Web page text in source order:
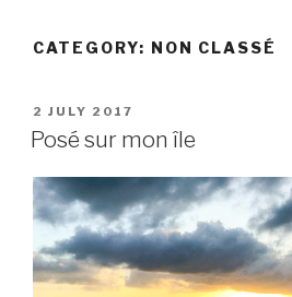
CATEGORY: NON CLASSÉ
POSTED
ON
2 JULY 2017
Posé sur mon île